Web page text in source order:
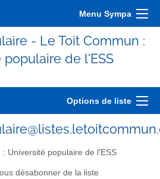
Menu Sympa
- Le Toit Commun :
de l'ESS
Options de liste
: Université populaire de l'ESS
désabonner de la liste